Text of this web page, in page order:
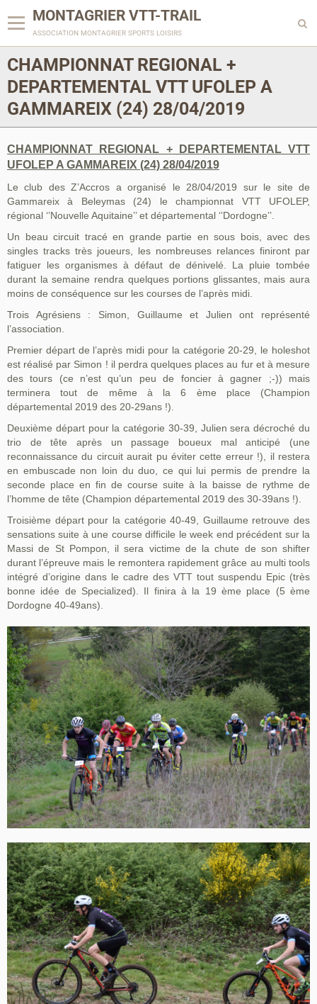
MONTAGRIER VTT-TRAIL
association montagrier sports loisirs
CHAMPIONNAT REGIONAL +
DEPARTEMENTAL VTT UFOLEP A
GAMMAREIX (24) 28/04/2019
CHAMPIONNAT REGIONAL + DEPARTEMENTAL VTT
UFOLEP A GAMMAREIX (24) 28/04/2019
Le club des Z’Accros a organisé le 28/04/2019 sur le site de
Gammareix à Beleymas (24) le championnat VTT UFOLEP,
régional ‘’Nouvelle Aquitaine’’ et départemental ‘’Dordogne’’.
Un beau circuit tracé en grande partie en sous bois, avec des
singles tracks très joueurs, les nombreuses relances finiront par
fatiguer les organismes à défaut de dénivelé. La pluie tombée
durant la semaine rendra quelques portions glissantes, mais aura
moins de conséquence sur les courses de l’après midi.
Trois Agrésiens : Simon, Guillaume et Julien ont représenté
l’association.
Premier départ de l’après midi pour la catégorie 20-29, le holeshot
est réalisé par Simon ! il perdra quelques places au fur et à mesure
des tours (ce n’est qu’un peu de foncier à gagner ;-)) mais
terminera tout de même à la 6 ème place (Champion
départemental 2019 des 20-29ans !).
Deuxième départ pour la catégorie 30-39, Julien sera décroché du
trio de tête après un passage boueux mal anticipé (une
reconnaissance du circuit aurait pu éviter cette erreur !), il restera
en embuscade non loin du duo, ce qui lui permis de prendre la
seconde place en fin de course suite à la baisse de rythme de
l’homme de tête (Champion départemental 2019 des 30-39ans !).
Troisième départ pour la catégorie 40-49, Guillaume retrouve des
sensations suite à une course difficile le week end précédent sur la
Massi de St Pompon, il sera victime de la chute de son shifter
durant l’épreuve mais le remontera rapidement grâce au multi tools
intégré d’origine dans le cadre des VTT tout suspendu Epic (très
bonne idée de Specialized). Il finira à la 19 ème place (5 ème
Dordogne 40-49ans).